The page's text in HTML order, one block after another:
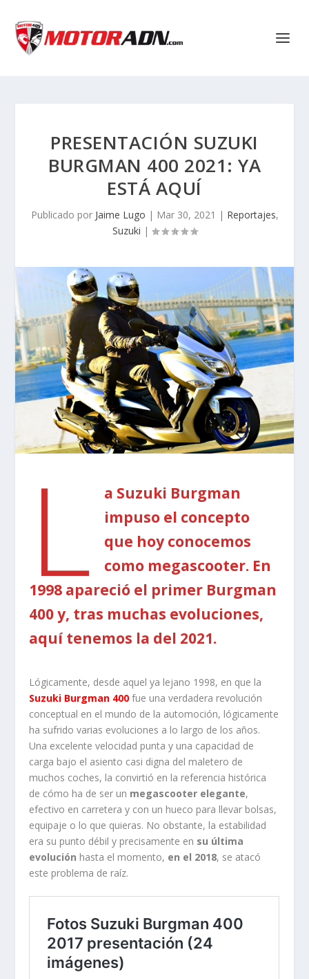
PRESENTACIÓN SUZUKI
BURGMAN 400 2021: YA
ESTÁ AQUÍ
Publicado por Jaime Lugo | Mar 30, 2021 | Reportajes,
Suzuki |
L
a Suzuki Burgman
impuso el concepto
que hoy conocemos
como megascooter. En
1998 apareció el primer Burgman
400 y, tras muchas evoluciones,
aquí tenemos la del 2021.
Lógicamente, desde aquel ya lejano 1998, en que la
Suzuki Burgman 400 fue una verdadera revolución
conceptual en el mundo de la automoción, lógicamente
ha sufrido varias evoluciones a lo largo de los años.
Una excelente velocidad punta y una capacidad de
carga bajo el asiento casi digna del maletero de
muchos coches, la convirtió en la referencia histórica
de cómo ha de ser un megascooter elegante,
efectivo en carretera y con un hueco para llevar bolsas,
equipaje o lo que quieras. No obstante, la estabilidad
era su punto débil y precisamente en su última
evolución hasta el momento, en el 2018, se atacó
este problema de raíz.